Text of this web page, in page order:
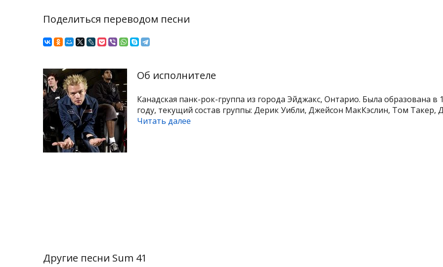
Поделиться переводом песни
Об исполнителе
Канадская панк-рок-группа из города Эйджакс, Онтарио. Была образована в
году, текущий состав группы: Дерик Уибли, Джейсон МакКэслин, Том Такер,
Читать далее
Другие песни Sum 41